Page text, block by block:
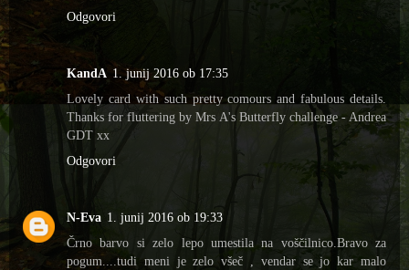
Odgovori
KandA 1. junij 2016 ob 17:35
Lovely card with such pretty comours and fabulous details.
Thanks for fluttering by Mrs A's Butterfly challenge - Andrea
GDT xx
Odgovori
N-Eva 1. junij 2016 ob 19:33
Črno barvo si zelo lepo umestila na voščilnico.Bravo za
pogum....tudi meni je zelo všeč , vendar se jo kar malo